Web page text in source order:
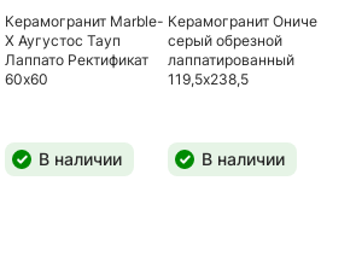
Керамогранит Marble-
X Аугустос Тауп
Лаппато Ректификат
60х60
В наличии
Керамогранит Ониче
серый обрезной
лаппатированный
119,5х238,5
В наличии